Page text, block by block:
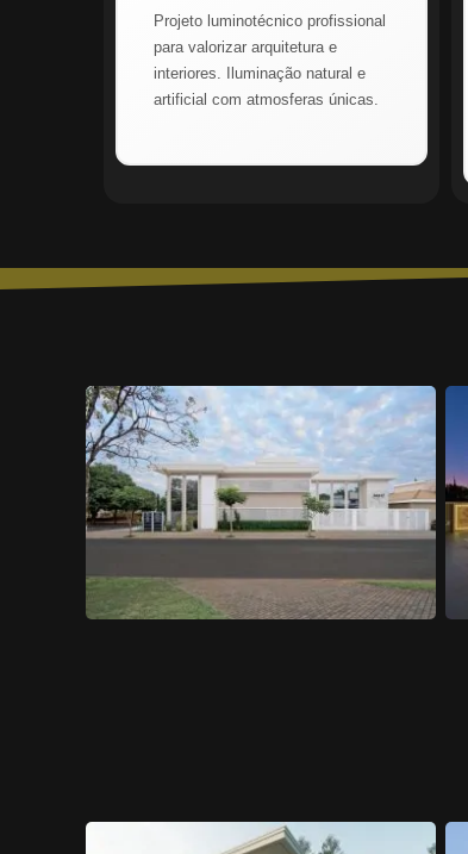
Projeto luminotécnico profissional
para valorizar arquitetura e
interiores. Iluminação natural e
artificial com atmosferas únicas.